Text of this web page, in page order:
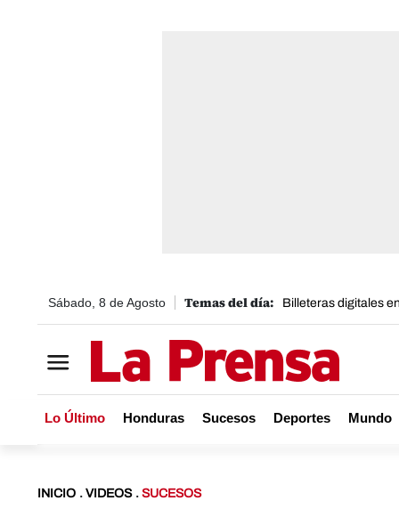
Sábado, 8 de Agosto Billeteras digitales
Lo Último Honduras Sucesos Deportes Mundo
INICIO . VIDEOS . SUCESOS